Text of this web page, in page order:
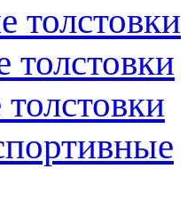
толстовки
толстовки